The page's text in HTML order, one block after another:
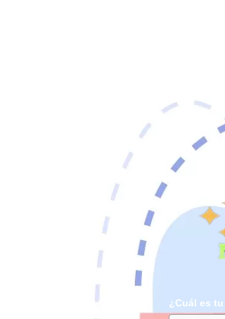
Descubre una
que lleven a
¿Cuál es